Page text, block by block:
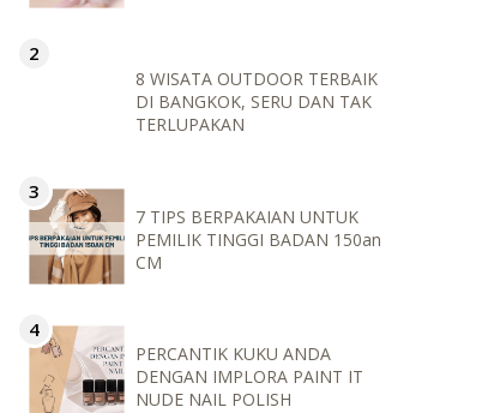
8 WISATA OUTDOOR TERBAIK
DI BANGKOK, SERU DAN TAK
TERLUPAKAN
7 TIPS BERPAKAIAN UNTUK
PEMILIK TINGGI BADAN 150an
CM
PERCANTIK KUKU ANDA
DENGAN IMPLORA PAINT IT
NUDE NAIL POLISH